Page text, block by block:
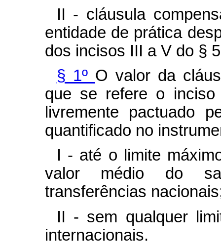
II - cláusula
entidade de prática
dos incisos III a V do §
§ 1º O valor da
que se refere o
livremente pactuado
quantificado no
I - até o limite
valor médio do
transferências
II - sem qualquer
internacionais.